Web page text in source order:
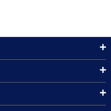
hoàng gia sang trọng với